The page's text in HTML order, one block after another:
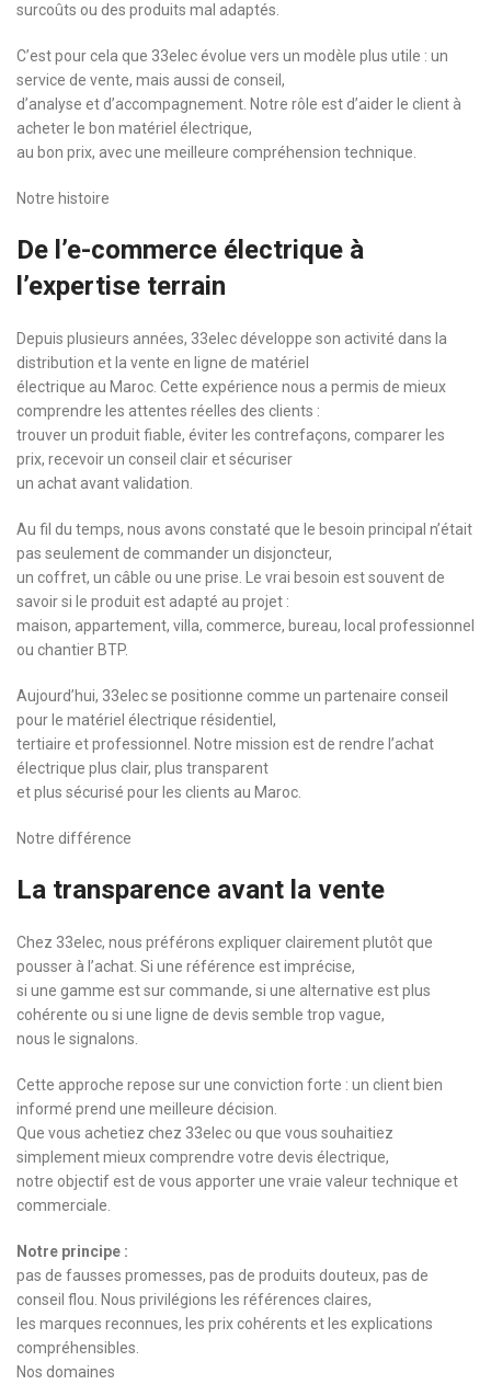
surcoûts ou des produits mal adaptés.
C’est pour cela que 33elec évolue vers un modèle plus utile : un
service de vente, mais aussi de conseil,
d’analyse et d’accompagnement. Notre rôle est d’aider le client à
acheter le bon matériel électrique,
au bon prix, avec une meilleure compréhension technique.
Notre histoire
De l’e-commerce électrique à
l’expertise terrain
Depuis plusieurs années, 33elec développe son activité dans la
distribution et la vente en ligne de matériel
électrique au Maroc. Cette expérience nous a permis de mieux
comprendre les attentes réelles des clients :
trouver un produit fiable, éviter les contrefaçons, comparer les
prix, recevoir un conseil clair et sécuriser
un achat avant validation.
Au fil du temps, nous avons constaté que le besoin principal n’était
pas seulement de commander un disjoncteur,
un coffret, un câble ou une prise. Le vrai besoin est souvent de
savoir si le produit est adapté au projet :
maison, appartement, villa, commerce, bureau, local professionnel
ou chantier BTP.
Aujourd’hui, 33elec se positionne comme un partenaire conseil
pour le matériel électrique résidentiel,
tertiaire et professionnel. Notre mission est de rendre l’achat
électrique plus clair, plus transparent
et plus sécurisé pour les clients au Maroc.
Notre différence
La transparence avant la vente
Chez 33elec, nous préférons expliquer clairement plutôt que
pousser à l’achat. Si une référence est imprécise,
si une gamme est sur commande, si une alternative est plus
cohérente ou si une ligne de devis semble trop vague,
nous le signalons.
Cette approche repose sur une conviction forte : un client bien
informé prend une meilleure décision.
Que vous achetiez chez 33elec ou que vous souhaitiez
simplement mieux comprendre votre devis électrique,
notre objectif est de vous apporter une vraie valeur technique et
commerciale.
Notre principe :
pas de fausses promesses, pas de produits douteux, pas de
conseil flou. Nous privilégions les références claires,
les marques reconnues, les prix cohérents et les explications
compréhensibles.
Nos domaines